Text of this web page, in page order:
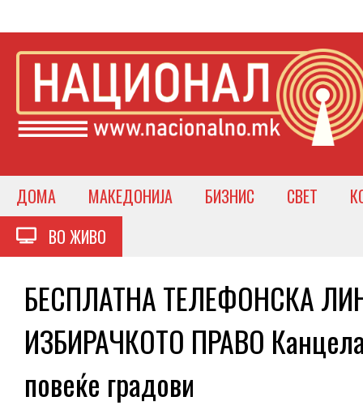
ДОМА МАКЕДОНИЈА БИЗНИС СВЕТ
ВО ЖИВО
БЕСПЛАТНА ТЕЛЕФОНСКА
ИЗБИРАЧКОТО ПРАВО
повеќе градови